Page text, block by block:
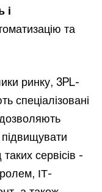
і
та
ринку, 3PL-
спеціалізовані
сервісів -
ІТ-